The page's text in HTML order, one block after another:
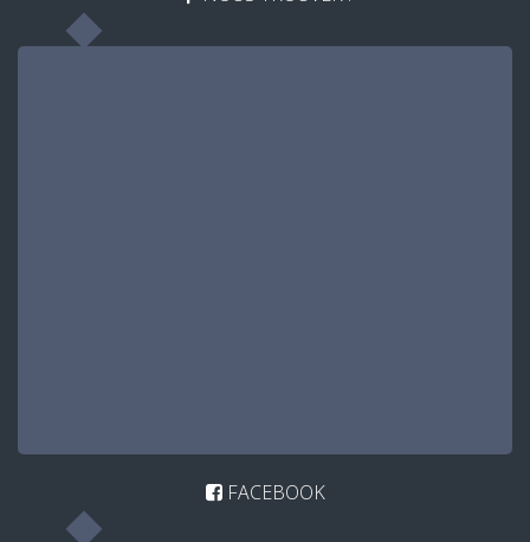
FACEBOOK